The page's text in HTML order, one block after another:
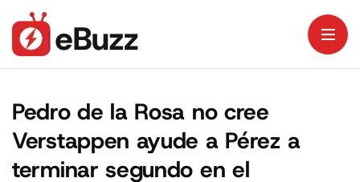
Pedro de la Rosa no cree
Verstappen ayude a Pérez a
terminar segundo en el